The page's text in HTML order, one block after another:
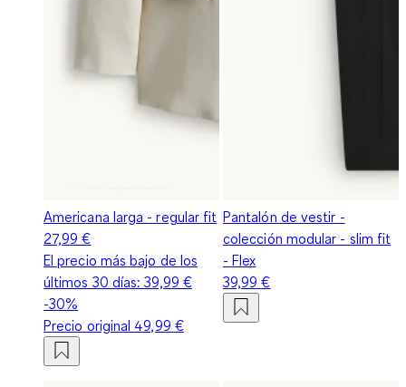
Americana larga - regular fit
27,99 €
El precio más bajo de los
últimos 30 días:39,99 €
-30%
Precio original 49,99 €
Pantalón de vestir -
colección modular - slim fit
- Flex
39,99 €